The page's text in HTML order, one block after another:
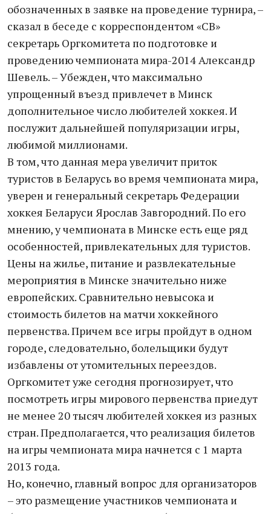
обозначенных в заявке на проведение турнира, –
сказал в беседе с корреспондентом «СВ»
секретарь Оргкомитета по подготовке и
проведению чемпионата мира-2014 Александр
Шевель. – Убежден, что максимально
упрощенный въезд привлечет в Минск
дополнительное число любителей хоккея. И
послужит дальнейшей популяризации игры,
любимой миллионами.
В том, что данная мера увеличит приток
туристов в Беларусь во время чемпионата мира,
уверен и генеральный секретарь Федерации
хоккея Беларуси Ярослав Завгородний. По его
мнению, у чемпионата в Минске есть еще ряд
особенностей, привлекательных для туристов.
Цены на жилье, питание и развлекательные
мероприятия в Минске значительно ниже
европейских. Сравнительно невысока и
стоимость билетов на матчи хоккейного
первенства. Причем все игры пройдут в одном
городе, следовательно, болельщики будут
избавлены от утомительных переездов.
Оргкомитет уже сегодня прогнозирует, что
посмотреть игры мирового первенства приедут
не менее 20 тысяч любителей хоккея из разных
стран. Предполагается, что реализация билетов
на игры чемпионата мира начнется с 1 марта
2013 года.
Но, конечно, главный вопрос для организаторов
– это размещение участников чемпионата и